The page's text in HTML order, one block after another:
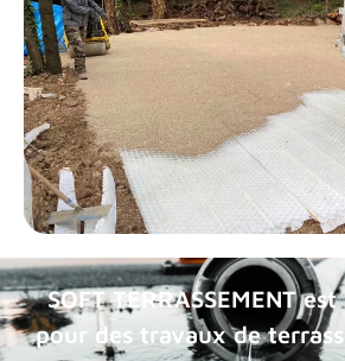
SOFT TERRASSEMENT
pour des travaux de